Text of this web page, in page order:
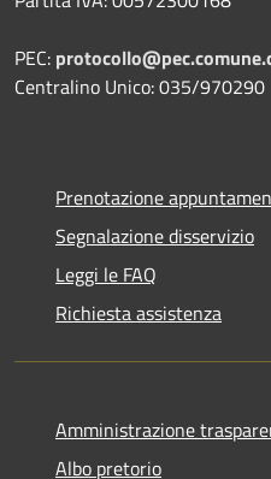
PEC:
Centralino Unico: 035/970290
Prenotazione
Segnalazione disservizio
Leggi le FAQ
Richiesta assistenza
Amministrazione
Albo pretorio